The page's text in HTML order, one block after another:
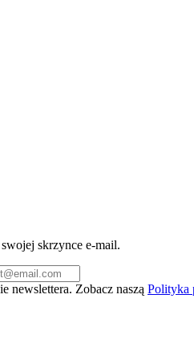
skrzynce e-mail.
newslettera. Zobacz naszą Polityka